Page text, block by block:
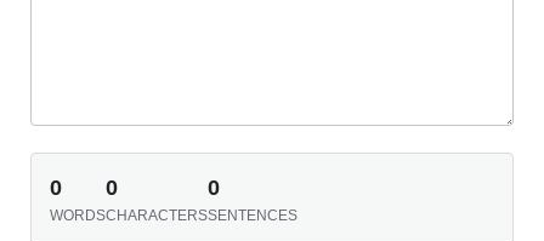
0
WORDS
0
CHARACTERS
0
SENTENCES